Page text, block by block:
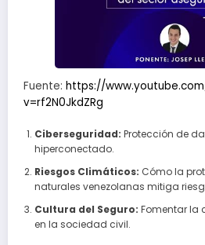
Fuente: https://
v=rf2N0JkdZRg
Ciberseguridad: Protección de
hiperconectado.
Riesgos Climáticos: Cómo la
naturales venezolanas mitiga
Cultura del Seguro: Fomentar la
en la sociedad civil.